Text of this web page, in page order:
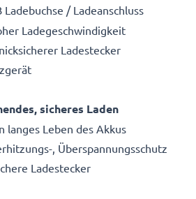
/ Ladeanschluss
Ladegeschwindigkeit
Ladestecker
sicheres Laden
Leben des Akkus
, Überspannungsschutz
Ladestecker